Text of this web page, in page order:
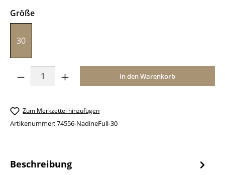
Größeauswählen
30
Produkt Anzahl: Gib den gewünschten
In den Warenkorb
Zum Merkzettel hinzufügen
Artikenummer:74556-NadineFull-30
Beschreibung